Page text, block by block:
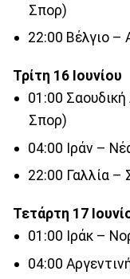
Σπορ)
22:00 Βέλγιο –
Τρίτη 16 Ιουνίου
01:00
Σπορ)
04:00 Ιράν –
22:00 Γαλλία –
Τετάρτη 17
01:00 Ιράκ –
04:00